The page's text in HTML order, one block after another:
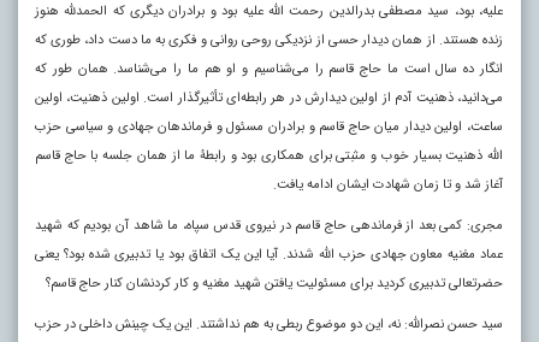
علیه، بود، سید مصطفی بدرالدین رحمت الله علیه بود و برادران دیگری که الحمدلله هنوز
زنده هستند. از همان دیدار حسی از نزدیکی روحی روانی و فکری به ما دست داد، طوری که
انگار ده سال است ما حاج قاسم را می‌شناسیم و او هم ما را می‌شناسد. همان طور که
می‌دانید، ذهنیت آدم از اولین دیدارش در هر رابطه‌ای تأثیرگذار است. اولین ذهنیت، اولین
ساعت، اولین دیدار میان حاج قاسم و برادران مسئول و فرماندهان جهادی و سیاسی حزب
الله ذهنیت بسیار خوب و مثبتی برای همکاری بود و رابطۀ ما از همان جلسه با حاج قاسم
آغاز شد و تا زمان شهادت ایشان ادامه یافت.
مجری: کمی بعد از فرماندهی حاج قاسم در نیروی قدس سپاه، ما شاهد آن بودیم که شهید
عماد مغنیه معاون جهادی حزب الله شدند. آیا این یک اتفاق بود یا تدبیری شده بود؟ یعنی
حضرتعالی تدبیری کردید برای مسئولیت یافتن شهید مغنیه و کار کردنشان کنار حاج قاسم؟
سید حسن نصرالله: نه، این دو موضوع ربطی به هم نداشتند. این یک چینش داخلی در حزب